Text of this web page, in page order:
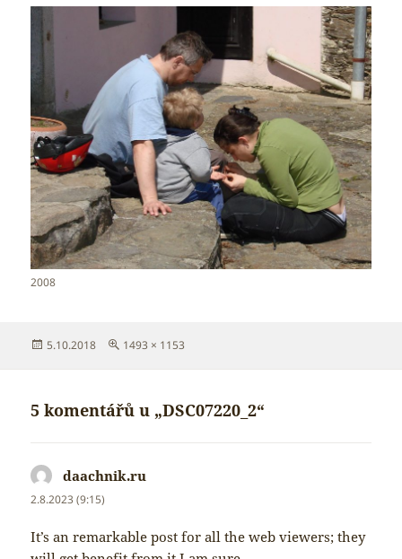
2008
Publikováno:
5.10.2018
Původní
1493 × 1153
5 komentářů u „DSC07220_2“
daachnik.ru
2.8.2023 (9:15)
It’s an remarkable post for all the web viewers; they